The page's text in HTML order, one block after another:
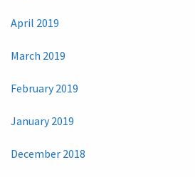
April 2019
March 2019
February 2019
January 2019
December 2018